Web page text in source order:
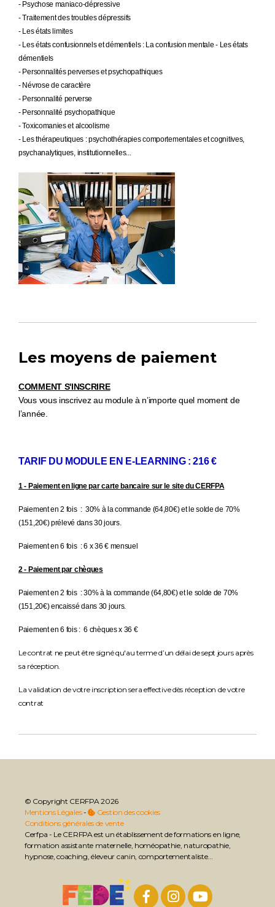
- Psychose maniaco-dépressive
- Traitement des troubles dépressifs
- Les états limites
- Les états confusionnels et démentiels : La confusion mentale - Les états
démentiels
- Personnalités perverses et psychopathiques
- Névrose de caractère
- Personnalité perverse
- Personnalité psychopathique
- Toxicomanies et alcoolisme
- Les thérapeutiques : psychothérapies comportementales et cognitives,
psychanalytiques, institutionnelles...
Les moyens de paiement
COMMENT S'INSCRIRE
Vous vous inscrivez au module à n’importe quel moment de
l’année.
TARIF DU MODULE EN E-LEARNING : 216 €
1 - Paiement en ligne par carte bancaire sur le site du CERFPA
Paiement en 2 fois : 30% à la commande (64,80€) et le solde de 70%
(151,20€) prélevé dans 30 jours.
Paiement en 6 fois : 6 x 36 € mensuel
2 - Paiement par chèques
Paiement en 2 fois : 30% à la commande (64,80€) et le solde de 70%
(151,20€) encaissé dans 30 jours.
Paiement en 6 fois : 6 chèques x 36 €
Le contrat ne peut être signé qu'au terme d’un délai de sept jours après
sa réception.
La validation de votre inscription sera effective dès réception de votre
contrat
© Copyright CERFPA 2026
Mentions Légales-
Gestion des cookies
Conditions générales de vente
Cerfpa - Le CERFPA est un établissement de formations en ligne,
formation assistante maternelle, homéopathie, naturopathie,
hypnose, coaching, éleveur canin, comportementaliste...